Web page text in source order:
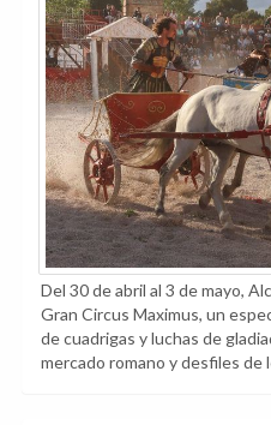
Del 30 de abril al 3 de mayo,
Gran Circus Maximus, un
de cuadrigas y luchas de
mercado romano y desfiles de